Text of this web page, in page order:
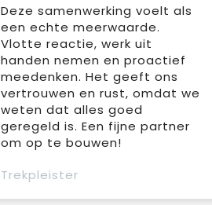
Deze samenwerking voelt als
een echte meerwaarde.
Vlotte reactie, werk uit
handen nemen en proactief
meedenken. Het geeft ons
vertrouwen en rust, omdat we
weten dat alles goed
geregeld is. Een fijne partner
om op te bouwen!
Trekpleister